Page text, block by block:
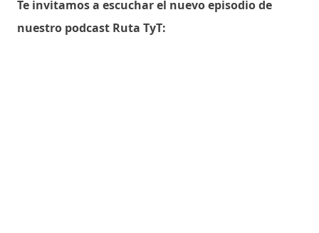
Te invitamos a escuchar el nuevo episodio de
nuestro podcast Ruta TyT: